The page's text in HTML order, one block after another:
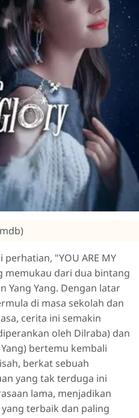
"YOU ARE MY
memukau dari dua bintang
Yang Yang. Dengan latar
di masa sekolah dan
cerita ini semakin
oleh Dilraba) dan
bertemu kembali
berkat sebuah
yang tak terduga ini
lama, menjadikan
terbaik dan paling